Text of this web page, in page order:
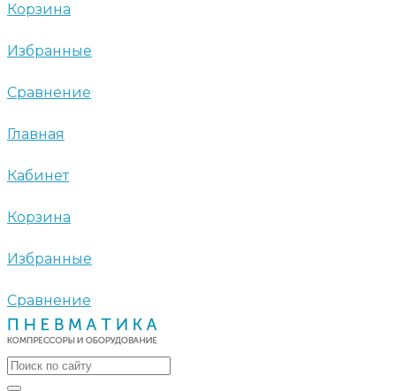
Корзина
Избранные
Сравнение
Главная
Кабинет
Корзина
Избранные
Сравнение